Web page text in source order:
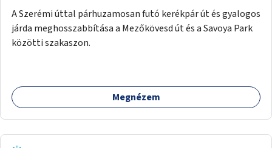
A Szerémi úttal párhuzamosan futó kerékpár út és gyalogos
járda meghosszabbítása a Mezőkövesd út és a Savoya Park
közötti szakaszon.
Megnézem